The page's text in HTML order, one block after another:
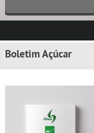
Boletim Açúcar